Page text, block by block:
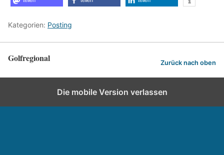
Kategorien: Posting
Golfregional Zurück nach oben
Die mobile Version verlassen